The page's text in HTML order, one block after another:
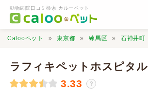
動物病院口コミ検索 カルーペット
Calooペット 東京都 練馬区 石神井町
ラフィキペットホスピタル
3.33 ？